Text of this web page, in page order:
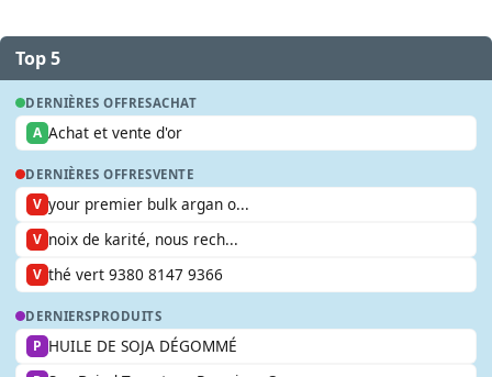
Top 5
DERNIÈRES OFFRESACHAT
A Achat et vente d'or
DERNIÈRES OFFRESVENTE
V your premier bulk argan o...
V noix de karité, nous rech...
V thé vert 9380 8147 9366
DERNIERSPRODUITS
P HUILE DE SOJA DÉGOMMÉ